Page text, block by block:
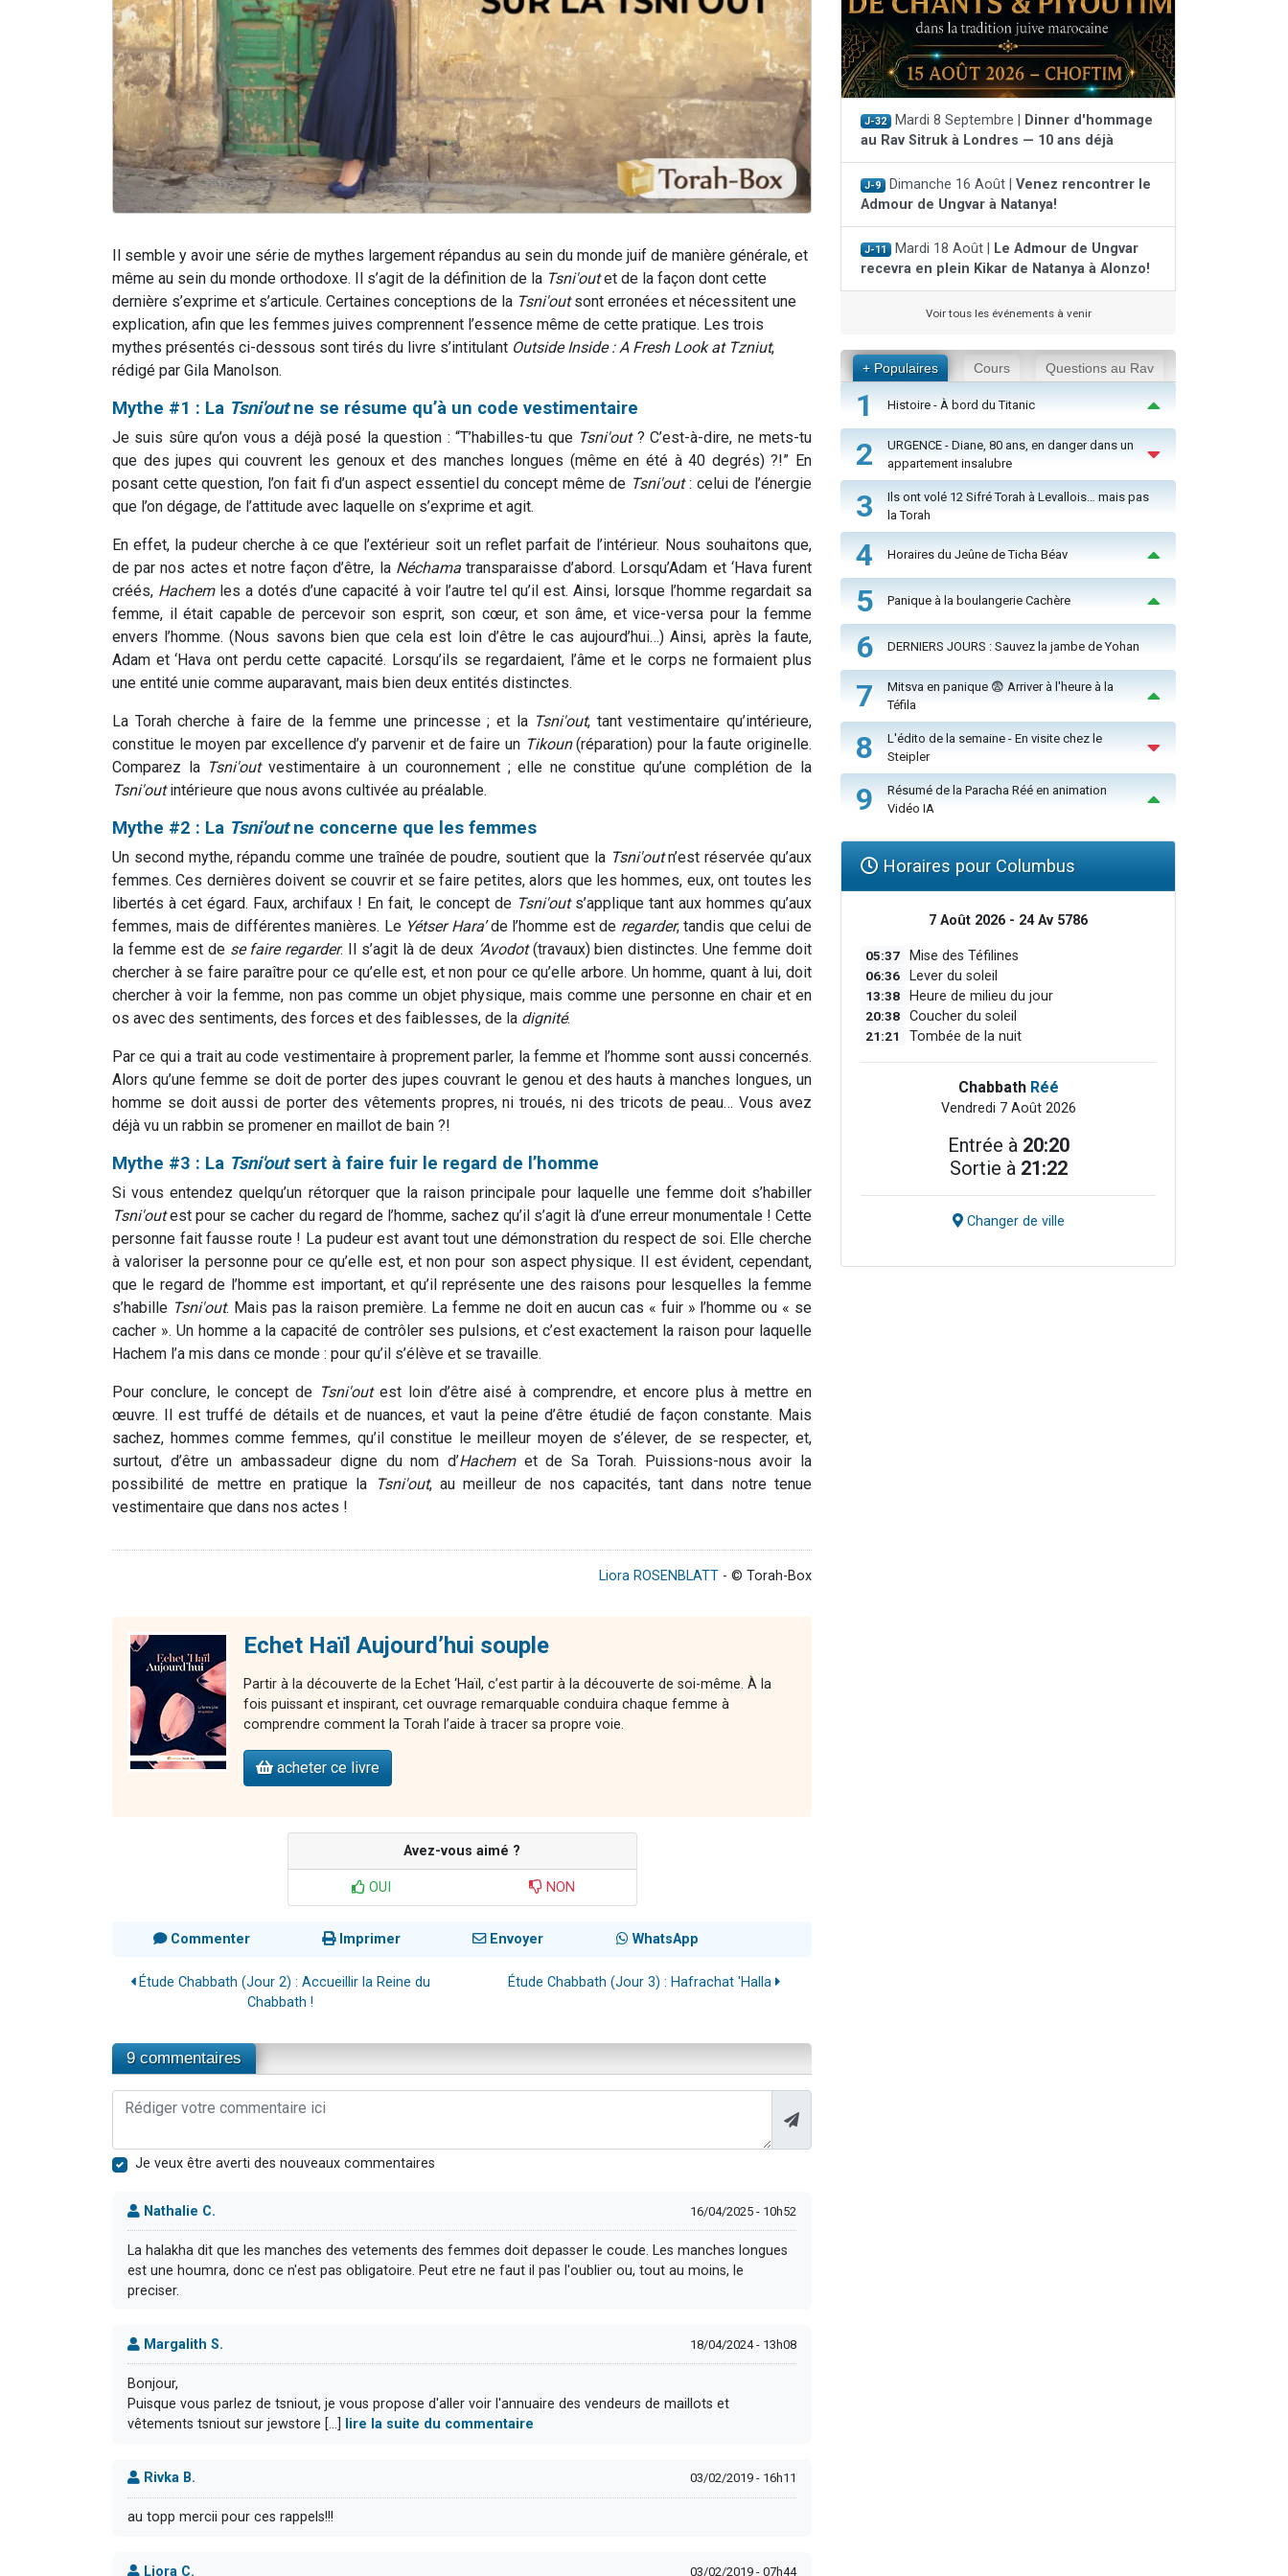
Il semble y avoir une série de mythes largement répandus au sein du monde juif de manière générale, et
même au sein du monde orthodoxe. Il s’agit de la définition de la Tsni'outet de la façon dont cette
dernière s’exprime et s’articule. Certaines conceptions de la Tsni'outsont erronées et nécessitent une
explication, afin que les femmes juives comprennent l’essence même de cette pratique. Les trois
mythes présentés ci-dessous sont tirés du livre s’intitulant Outside Inside : A Fresh Look at Tzniut,
rédigé par Gila Manolson.
Mythe #1 : La Tsni'outne se résume qu’à un code vestimentaire
Je suis sûre qu’on vous a déjà posé la question : “T’habilles-tu que Tsni'out? C’est-à-dire, ne mets-tu
que des jupes qui couvrent les genoux et des manches longues (même en été à 40 degrés) ?!” En
posant cette question, l’on fait fi d’un aspect essentiel du concept même de Tsni'out: celui de l’énergie
que l’on dégage, de l’attitude avec laquelle on s’exprime et agit.
En effet, la pudeur cherche à ce que l’extérieur soit un reflet parfait de l’intérieur. Nous souhaitons que,
de par nos actes et notre façon d’être, la Néchamatransparaisse d’abord. Lorsqu’Adam et ‘Hava furent
créés, Hachemles a dotés d’une capacité à voir l’autre tel qu’il est. Ainsi, lorsque l’homme regardait sa
femme, il était capable de percevoir son esprit, son cœur, et son âme, et vice-versa pour la femme
envers l’homme. (Nous savons bien que cela est loin d’être le cas aujourd’hui…) Ainsi, après la faute,
Adam et ‘Hava ont perdu cette capacité. Lorsqu’ils se regardaient, l’âme et le corps ne formaient plus
une entité unie comme auparavant, mais bien deux entités distinctes.
La Torah cherche à faire de la femme une princesse ; et la Tsni'out, tant vestimentaire qu’intérieure,
constitue le moyen par excellence d’y parvenir et de faire un Tikoun(réparation) pour la faute originelle.
Comparez la Tsni'outvestimentaire à un couronnement ; elle ne constitue qu’une complétion de la
Tsni'outintérieure que nous avons cultivée au préalable.
Mythe #2 : La Tsni'outne concerne que les femmes
Un second mythe, répandu comme une traînée de poudre, soutient que la Tsni'outn’est réservée qu’aux
femmes. Ces dernières doivent se couvrir et se faire petites, alors que les hommes, eux, ont toutes les
libertés à cet égard. Faux, archifaux ! En fait, le concept de Tsni'outs’applique tant aux hommes qu’aux
femmes, mais de différentes manières. Le Yétser Hara’de l’homme est de regarder, tandis que celui de
la femme est de se faire regarder. Il s’agit là de deux ‘Avodot(travaux) bien distinctes. Une femme doit
chercher à se faire paraître pour ce qu’elle est, et non pour ce qu’elle arbore. Un homme, quant à lui, doit
chercher à voir la femme, non pas comme un objet physique, mais comme une personne en chair et en
os avec des sentiments, des forces et des faiblesses, de la dignité.
Par ce qui a trait au code vestimentaire à proprement parler, la femme et l’homme sont aussi concernés.
Alors qu’une femme se doit de porter des jupes couvrant le genou et des hauts à manches longues, un
homme se doit aussi de porter des vêtements propres, ni troués, ni des tricots de peau… Vous avez
déjà vu un rabbin se promener en maillot de bain ?!
Mythe #3 : La Tsni'outsert à faire fuir le regard de l’homme
Si vous entendez quelqu’un rétorquer que la raison principale pour laquelle une femme doit s’habiller
Tsni'outest pour se cacher du regard de l’homme, sachez qu’il s’agit là d’une erreur monumentale ! Cette
personne fait fausse route ! La pudeur est avant tout une démonstration du respect de soi. Elle cherche
à valoriser la personne pour ce qu’elle est, et non pour son aspect physique. Il est évident, cependant,
que le regard de l’homme est important, et qu’il représente une des raisons pour lesquelles la femme
s’habille Tsni'out. Mais pas la raison première. La femme ne doit en aucun cas « fuir » l’homme ou « se
cacher ». Un homme a la capacité de contrôler ses pulsions, et c’est exactement la raison pour laquelle
Hachem l’a mis dans ce monde : pour qu’il s’élève et se travaille.
Pour conclure, le concept de Tsni'outest loin d’être aisé à comprendre, et encore plus à mettre en
œuvre. Il est truffé de détails et de nuances, et vaut la peine d’être étudié de façon constante. Mais
sachez, hommes comme femmes, qu’il constitue le meilleur moyen de s’élever, de se respecter, et,
surtout, d’être un ambassadeur digne du nom d’Hachemet de Sa Torah. Puissions-nous avoir la
possibilité de mettre en pratique la
Tsni'out, au meilleur de nos capacités, tant dans notre tenue
vestimentaire que dans nos actes !
Liora ROSENBLATT - © Torah-Box
Echet Haïl Aujourd’hui souple
Partir à la découverte de la Echet ‘Haïl, c’est partir à la découverte de soi-même. À la
fois puissant et inspirant, cet ouvrage remarquable conduira chaque femme à
comprendre comment la Torah l’aide à tracer sa propre voie.
acheter ce livre
Avez-vous aimé ?
OUI NON
Commenter Imprimer Envoyer WhatsApp
Étude Chabbath (Jour 2) : Accueillir la Reine du
Chabbath !
Étude Chabbath (Jour 3) : Hafrachat 'Halla
9 commentaires
Je veux être averti des nouveaux commentaires
Nathalie C. 16/04/2025 - 10h52
La halakha dit que les manches des vetements des femmes doit depasser le coude. Les manches longues
est une houmra, donc ce n'est pas obligatoire. Peut etre ne faut il pas l'oublier ou, tout au moins, le
preciser.
Margalith S. 18/04/2024 - 13h08
Bonjour,
Puisque vous parlez de tsniout, je vous propose d'aller voir l'annuaire des vendeurs de maillots et
vêtements tsniout sur jewstore [...]
lire la suite du commentaire
Rivka B. 03/02/2019 - 16h11
au topp mercii pour ces rappels!!!
Liora C. 03/02/2019 - 07h44
J-32 Mardi 8 Septembre |
Dinner d'hommage
au Rav Sitruk à Londres — 10 ans déjà
J-9 Dimanche 16 Août | Venez rencontrer le
Admour de Ungvar à Natanya!
J-11 Mardi 18 Août |
Le Admour de Ungvar
recevra en plein Kikar de Natanya à Alonzo!
Voir tous les événements à venir
+ Populaires Cours Questions au Rav
1 Histoire - À bord du Titanic
2
URGENCE - Diane, 80 ans, en danger dans un
appartement insalubre
3
Ils ont volé 12 Sifré Torah à Levallois… mais pas
la Torah
4 Horaires du Jeûne de Ticha Béav
5 Panique à la boulangerie Cachère
6 DERNIERS JOURS : Sauvez la jambe de Yohan
7
Mitsva en panique 😨 Arriver à l'heure à la
Téfila
8
L'édito de la semaine - En visite chez le
Steipler
9
Résumé de la Paracha Réé en animation
Vidéo IA
Horaires pour Columbus
7 Août 2026 - 24 Av 5786
05:37 Mise des Téfilines
06:36 Lever du soleil
13:38 Heure de milieu du jour
20:38 Coucher du soleil
21:21 Tombée de la nuit
Chabbath Réé
Vendredi 7 Août 2026
Entrée à 20:20
Sortie à 21:22
Changer de ville